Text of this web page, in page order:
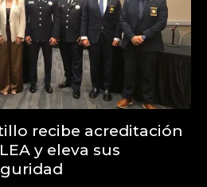
recibe acreditación
y eleva sus